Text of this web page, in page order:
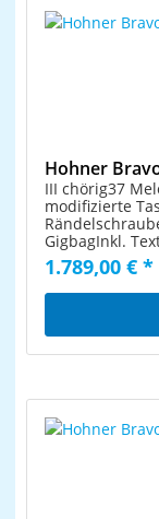
Hohner
III chörig37
modifizierte
GigbagInkl.
1.789,00 € *